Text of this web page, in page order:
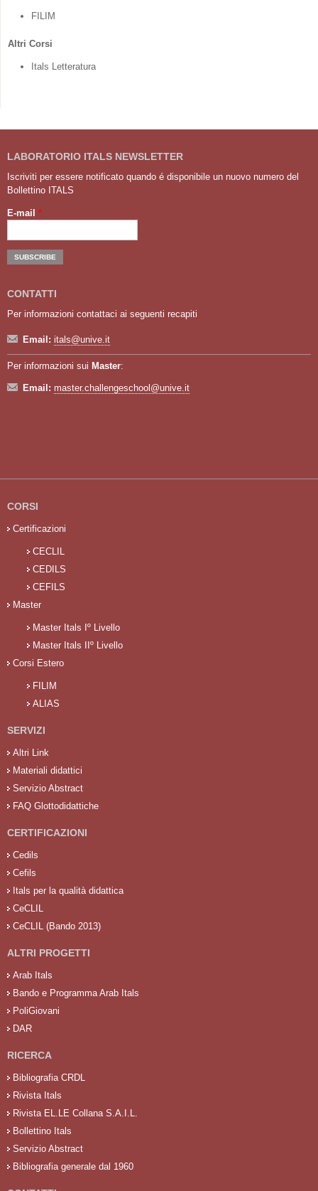
FILIM
Altri Corsi
Itals Letteratura
LABORATORIO ITALS NEWSLETTER
Iscriviti per essere notificato quando é disponibile un nuovo numero del
Bollettino ITALS
E-mail *
CONTATTI
Per informazioni contattaci ai seguenti recapiti
Email: itals@unive.it
Per informazioni sui Master:
Email: master.challengeschool@unive.it
CORSI
Certificazioni
CECLIL
CEDILS
CEFILS
Master
Master Itals Iº Livello
Master Itals IIº Livello
Corsi Estero
FILIM
ALIAS
SERVIZI
Altri Link
Materiali didattici
Servizio Abstract
FAQ Glottodidattiche
CERTIFICAZIONI
Cedils
Cefils
Itals per la qualità didattica
CeCLIL
CeCLIL (Bando 2013)
ALTRI PROGETTI
Arab Itals
Bando e Programma Arab Itals
PoliGiovani
DAR
RICERCA
Bibliografia CRDL
Rivista Itals
Rivista EL.LE Collana S.A.I.L.
Bollettino Itals
Servizio Abstract
Bibliografia generale dal 1960